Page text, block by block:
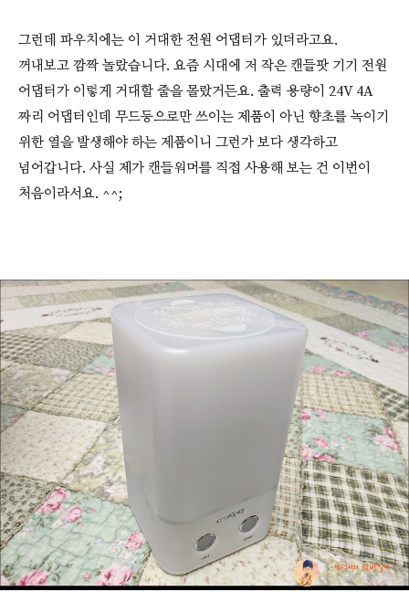
그런데 파우치에는 이 거대한 전원 어댑터가 있더라고요.
꺼내보고 깜짝 놀랐습니다. 요즘 시대에 저 작은 캔들팟 기기 전원
어댑터가 이렇게 거대할 줄을 몰랐거든요. 출력 용량이 24V 4A
짜리 어댑터인데 무드등으로만 쓰이는 제품이 아닌 향초를 녹이기
위한 열을 발생해야 하는 제품이니 그런가 보다 생각하고
넘어갑니다. 사실 제가 캔들워머를 직접 사용해 보는 건 이번이
처음이라서요. ^^;